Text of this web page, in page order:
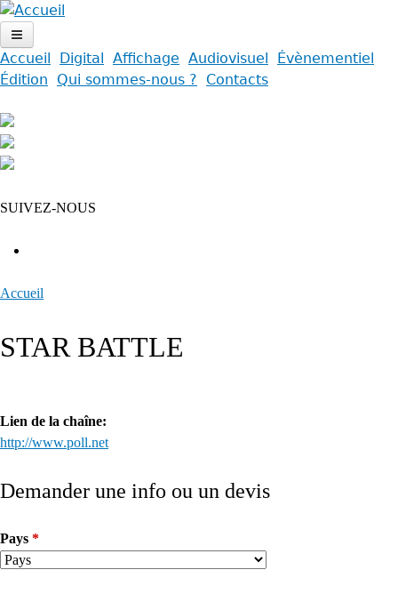
Jump
to
navigation
Accueil
Qui sommes-nous ?
Contacts
Menu
principal
Accueil Digital Affichage Audiovisuel
Évènementiel
Édition
Qui sommes-nous ? Contacts
SUIVEZ-NOUS
êtes
Accueil
to
top
STAR BATTLE
Lien de la chaîne:
http://www.poll.net
to
Demander une info ou un devis
Pays *